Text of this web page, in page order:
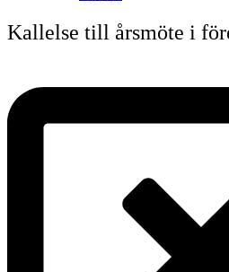
Kallelse till årsmöte i